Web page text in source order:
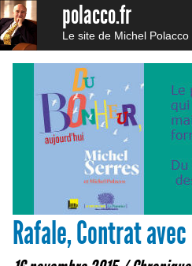
polacco.fr
Le site de Michel Polacco
Rafale, Contrat